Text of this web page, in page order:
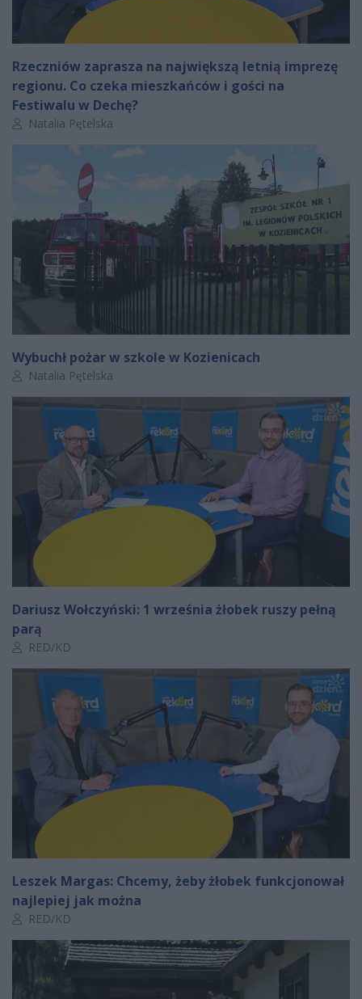
Rzeczniów zaprasza na największą letnią imprezę
regionu. Co czeka mieszkańców i gości na
Festiwalu w Dechę?
Autor artykułu:
Natalia Pętelska
Wybuchł pożar w szkole w Kozienicach
Autor artykułu:
Natalia Pętelska
Dariusz Wołczyński: 1 września żłobek ruszy pełną
parą
Autor artykułu:
RED/KD
Leszek Margas: Chcemy, żeby żłobek funkcjonował
najlepiej jak można
Autor artykułu:
RED/KD